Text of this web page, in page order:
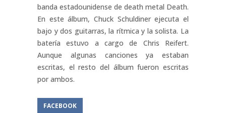
banda estadounidense de death metal Death.
En este álbum, Chuck Schuldiner ejecuta el
bajo y dos guitarras, la rítmica y la solista. La
batería estuvo a cargo de Chris Reifert.
Aunque algunas canciones ya estaban
escritas, el resto del álbum fueron escritas
por ambos.
FACEBOOK